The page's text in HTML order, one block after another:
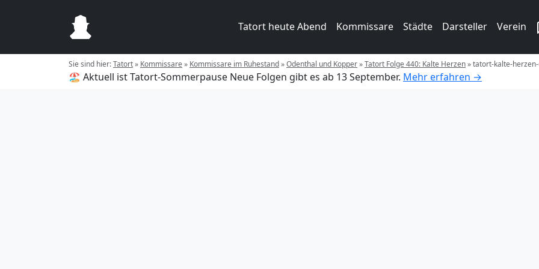
Tatort heute Abend Kommissare Städte Darsteller Verein
Sie sind hier:Tatort» Kommissare» Kommissare im Ruhestand»Odenthal und Kopper»Tatort Folge 440: Kalte Herzen»tatort-kalte-
🏖️ Aktuell ist Tatort-Sommerpause Neue Folgen gibt es ab 13 September. Mehr erfahren →